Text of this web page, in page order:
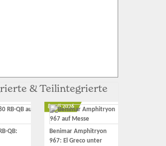
& Teilintegrierte
QB:
8. Juli 2026
Benimar Amphitryon
967: El Greco unter